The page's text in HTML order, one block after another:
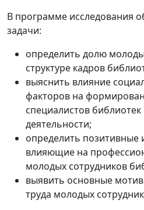
В программе исследования
задачи:
определить долю
структуре кадров
выяснить влияние
факторов на
специалистов
деятельности;
определить позитивные
влияющие на
молодых сотрудников
выявить основные
труда молодых